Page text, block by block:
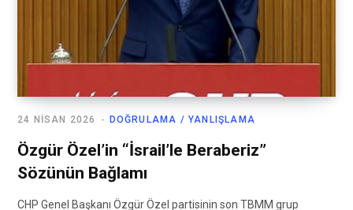
DOĞRULAMA / YANLIŞLAMA
24 NISAN 2026
Özgür Özel’in “İsrail’le Beraberiz”
Sözünün Bağlamı
CHP Genel Başkanı Özgür Özel partisinin son TBMM grup